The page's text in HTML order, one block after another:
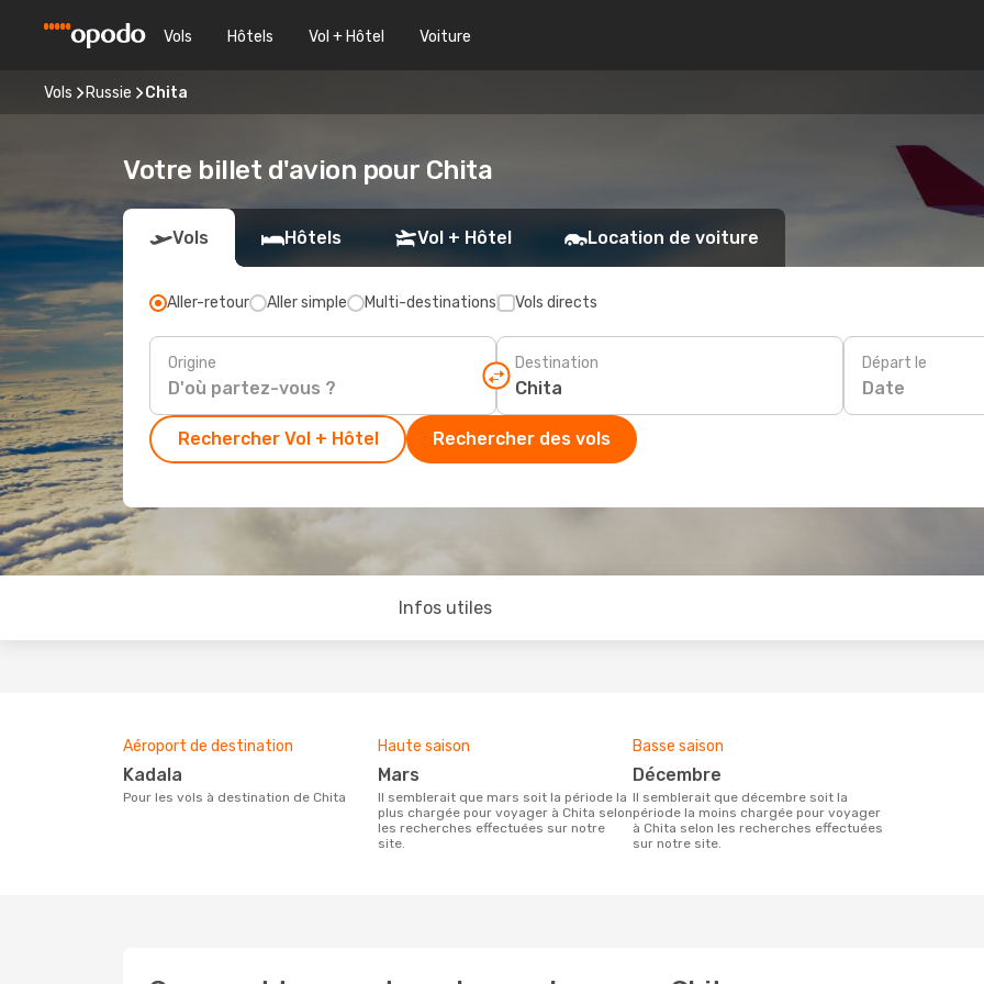
Vols Hôtels Vol + Hôtel Voiture
Vols Russie Chita
Votre billet d'avion pour Chita
Vols Hôtels Vol + Hôtel Location de voiture
Aller-retour Aller simple Multi-destinations Vols directs
Origine Destination Départ le
Date
Rechercher Vol + Hôtel Rechercher des vols
Infos utiles
Aéroport de destination
Kadala
Pour les vols à destination de Chita
Haute saison
mars
Il semblerait que mars soit la période la
plus chargée pour voyager à Chita selon
les recherches effectuées sur notre
site.
Basse saison
décembre
Il semblerait que décembre soit la
période la moins chargée pour voyager
à Chita selon les recherches effectuées
sur notre site.